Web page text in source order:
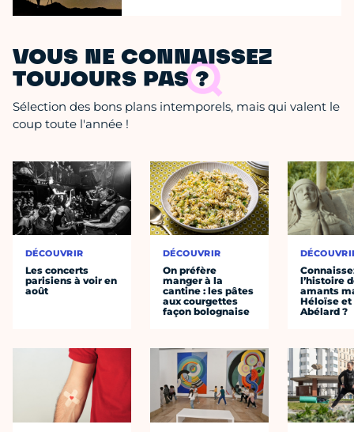
VOUS NE CONNAISSEZ
TOUJOURS PAS ?
Sélection des bons plans intemporels, mais qui valent le
coup toute l'année !
DÉCOUVRIR
Les concerts
parisiens à voir en
août
DÉCOUVRIR
On préfère
manger à la
cantine : les pâtes
aux courgettes
façon bolognaise
l’histoire
amants
Héloïse et
Abélard ?